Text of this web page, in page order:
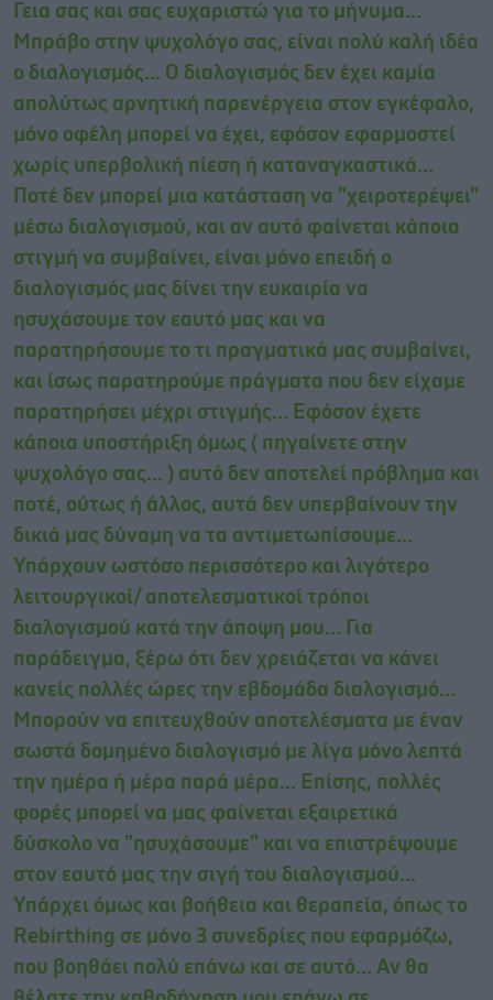
Γεια σας και σας ευχαριστώ για το μήνυμα...
Μπράβο στην ψυχολόγο σας, είναι πολύ καλή ιδέα
ο διαλογισμός... Ο διαλογισμός δεν έχει καμία
απολύτως αρνητική παρενέργεια στον εγκέφαλο,
μόνο οφέλη μπορεί να έχει, εφόσον εφαρμοστεί
χωρίς υπερβολική πίεση ή καταναγκαστικά...
Ποτέ δεν μπορεί μια κατάσταση να "χειροτερέψει"
μέσω διαλογισμού, και αν αυτό φαίνεται κάποια
στιγμή να συμβαίνει, είναι μόνο επειδή ο
διαλογισμός μας δίνει την ευκαιρία να
ησυχάσουμε τον εαυτό μας και να
παρατηρήσουμε το τι πραγματικά μας συμβαίνει,
και ίσως παρατηρούμε πράγματα που δεν είχαμε
παρατηρήσει μέχρι στιγμής... Εφόσον έχετε
κάποια υποστήριξη όμως ( πηγαίνετε στην
ψυχολόγο σας... ) αυτό δεν αποτελεί πρόβλημα και
ποτέ, ούτως ή άλλος, αυτά δεν υπερβαίνουν την
δικιά μας δύναμη να τα αντιμετωπίσουμε...
Υπάρχουν ωστόσο περισσότερο και λιγότερο
λειτουργικοί/ αποτελεσματικοί τρόποι
διαλογισμού κατά την άποψη μου... Για
παράδειγμα, ξέρω ότι δεν χρειάζεται να κάνει
κανείς πολλές ώρες την εβδομάδα διαλογισμό...
Μπορούν να επιτευχθούν αποτελέσματα με έναν
σωστά δομημένο διαλογισμό με λίγα μόνο λεπτά
την ημέρα ή μέρα παρά μέρα... Επίσης, πολλές
φορές μπορεί να μας φαίνεται εξαιρετικά
δύσκολο να "ησυχάσουμε" και να επιστρέψουμε
στον εαυτό μας την σιγή του διαλογισμού...
Υπάρχει όμως και βοήθεια και θεραπεία, όπως το
Rebirthing σε μόνο 3 συνεδρίες που εφαρμόζω,
που βοηθάει πολύ επάνω και σε αυτό... Αν θα